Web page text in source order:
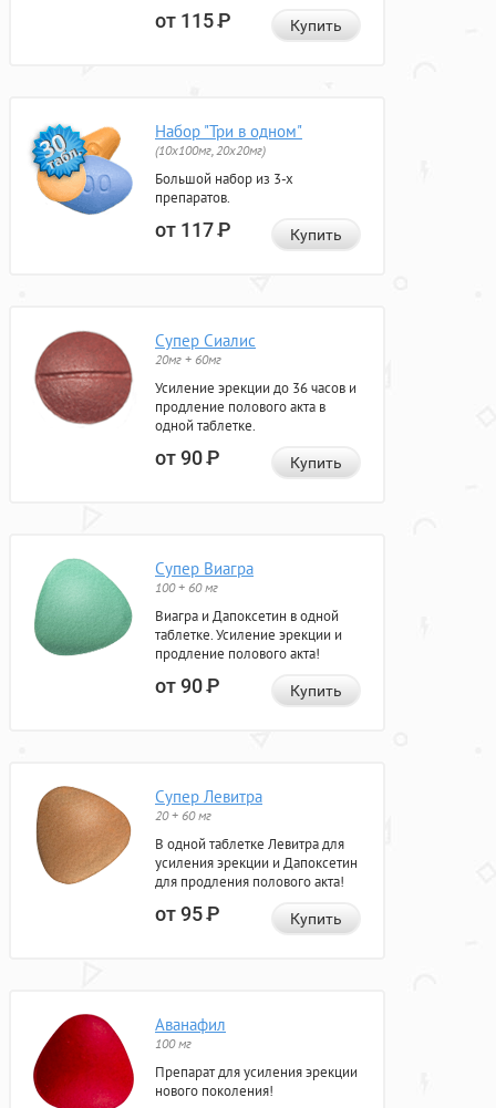
от 115Р Купить
Набор "Три в одном"
(10x100мг, 20x20мг)
Большой набор из 3-х
препаратов.
от 117Р Купить
Супер Сиалис
20мг + 60мг
Усиление эрекции до 36 часов и
продление полового акта в
одной таблетке.
от 90Р Купить
Супер Виагра
100 + 60 мг
Виагра и Дапоксетин в одной
таблетке. Усиление эрекции и
продление полового акта!
от 90Р Купить
Супер Левитра
20 + 60 мг
В одной таблетке Левитра для
усиления эрекции и Дапоксетин
для продления полового акта!
от 95Р Купить
Аванафил
100 мг
Препарат для усиления эрекции
нового поколения!